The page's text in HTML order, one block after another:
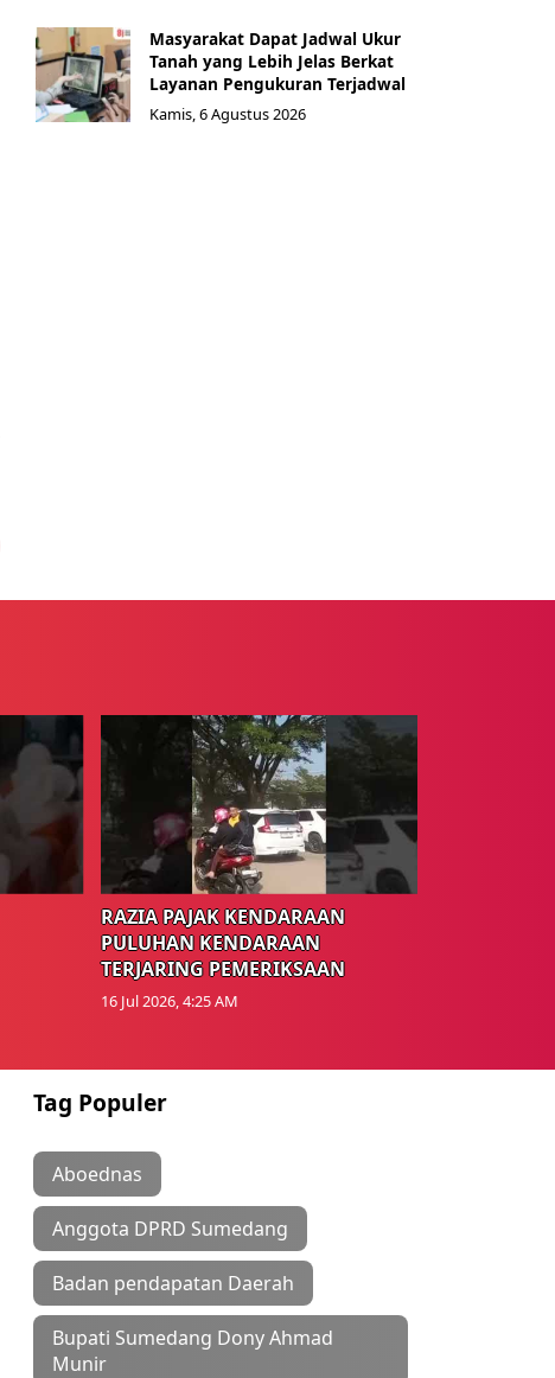
Masyarakat Dapat Jadwal Ukur
Tanah yang Lebih Jelas Berkat
Layanan Pengukuran Terjadwal
Kamis, 6 Agustus 2026
RAZIA PAJAK KENDARAAN
PULUHAN KENDARAAN
TERJARING PEMERIKSAAN
16 Jul 2026, 4:25 AM
Tag Populer
Aboednas
Anggota DPRD Sumedang
Badan pendapatan Daerah
Bupati Sumedang Dony Ahmad
Munir